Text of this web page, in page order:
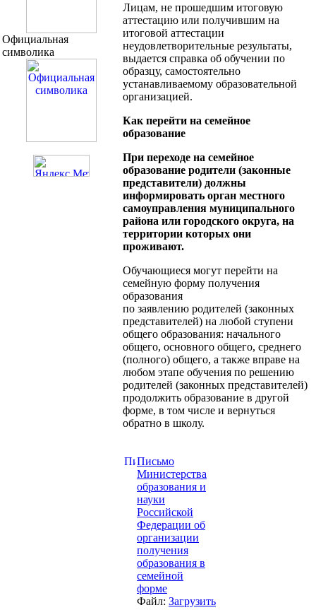
Официальная
символика
Лицам, не прошедшим итоговую
аттестацию или получившим на
итоговой аттестации
неудовлетворительные результаты,
выдается справка об обучении по
образцу, самостоятельно
устанавливаемому образовательной
организацией.
Как перейти на семейное
образование
При переходе на семейное
образование родители (законные
представители) должны
информировать орган местного
самоуправления муниципального
района или городского округа, на
территории которых они
проживают.
Обучающиеся могут перейти на
семейную форму получения
образования
по заявлению родителей (законных
представителей) на любой ступени
общего образования: начального
общего, основного общего, среднего
(полного) общего, а также вправе на
любом этапе обучения по решению
родителей (законных представителей)
продолжить образование в другой
форме, в том числе и вернуться
обратно в школу.
Письмо
Министерства
образования и
науки
Российской
Федерации об
организации
получения
образования в
семейной
форме
Файл: Загрузить